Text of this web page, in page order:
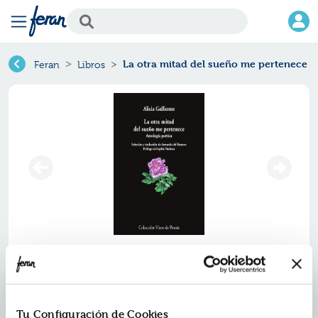
Tu Configuración de Cookies
Feran Libros La otra mitad del sueño me pertenece
La otra mitad del sueño me
pertenece
Ref.ZVS-7745387